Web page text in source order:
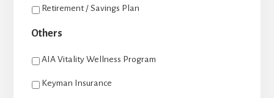
Retirement / Savings Plan
Others
AIA Vitality Wellness Program
Keyman Insurance